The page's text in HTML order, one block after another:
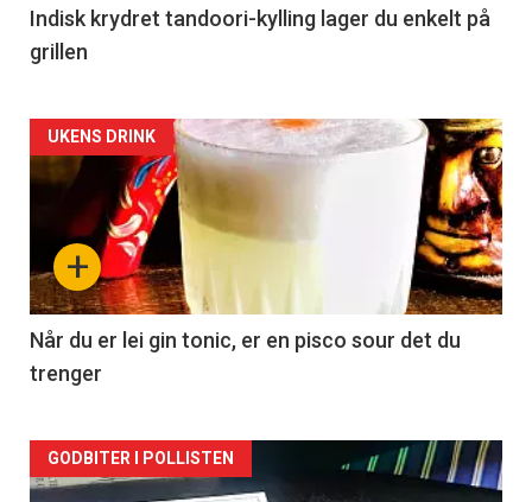
Indisk krydret tandoori-kylling lager du enkelt på
grillen
Forsiden
akkurat
nå
-
2
+
UKENS DRINK
Når du er lei gin tonic, er en pisco sour det du
trenger
Forsiden
GODBITER I POLLISTEN